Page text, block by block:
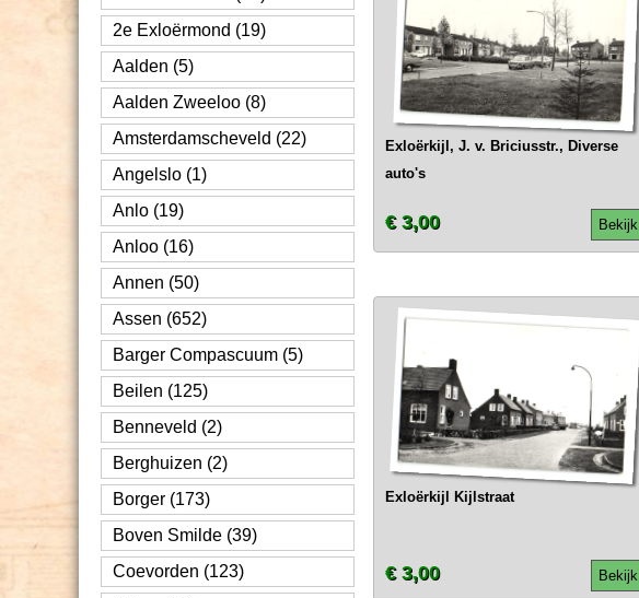
2e Exloërmond (19)
Aalden (5)
Aalden Zweeloo (8)
Amsterdamscheveld (22)
Angelslo (1)
Anlo (19)
Anloo (16)
Annen (50)
Assen (652)
Barger Compascuum (5)
Beilen (125)
Benneveld (2)
Berghuizen (2)
Borger (173)
Boven Smilde (39)
Coevorden (123)
Exloërkijl, J. v. Briciusstr., Diverse
auto's
Bekijk
€ 3,00
Exloërkijl Kijlstraat
Bekijk
€ 3,00